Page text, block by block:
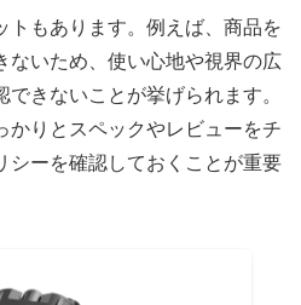
トもあります。例えば、商品を
ないため、使い心地や視界の広
きないことが挙げられます。
かりとスペックやレビューをチ
シーを確認しておくことが重要